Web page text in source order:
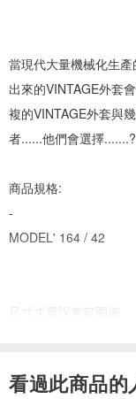
當現代大量機械化生
出來的VINTAGE外套
複的VINTAGE外套與
者......他們會選擇
商品規格:
-
MODEL' 164 / 42
尺寸丈量誤差範圍值
| 棉
看過此商品的